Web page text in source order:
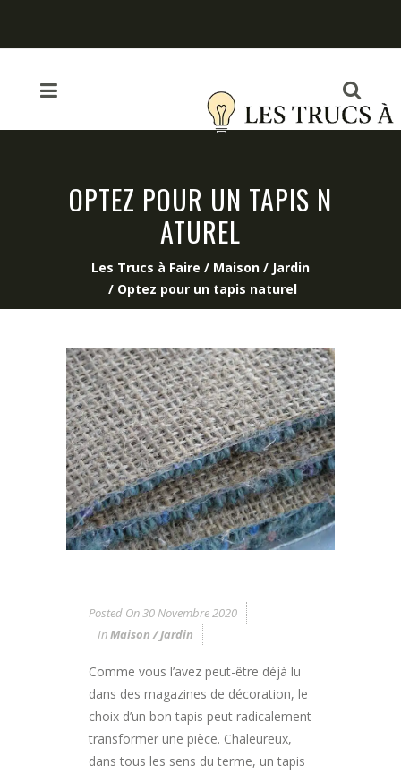
OPTEZ POUR UN TAPIS N
ATUREL
Les Trucs à Faire / Maison / Jardin
/ Optez pour un tapis naturel
Posted On30 Novembre 2020
InMaison / Jardin
Comme vous l’avez peut-être déjà lu
dans des magazines de décoration, le
choix d’un bon tapis peut radicalement
transformer une pièce. Chaleureux,
dans tous les sens du terme, un tapis